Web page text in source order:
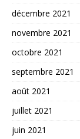
décembre 2021
novembre 2021
octobre 2021
septembre 2021
août 2021
juillet 2021
juin 2021